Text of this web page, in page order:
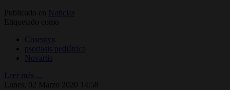
Publicado en
Noticias
Etiquetado como
Cosentyx
psoriasis pediátrica
Novartis
Leer más ...
Lunes, 02 Marzo 2020 14:58